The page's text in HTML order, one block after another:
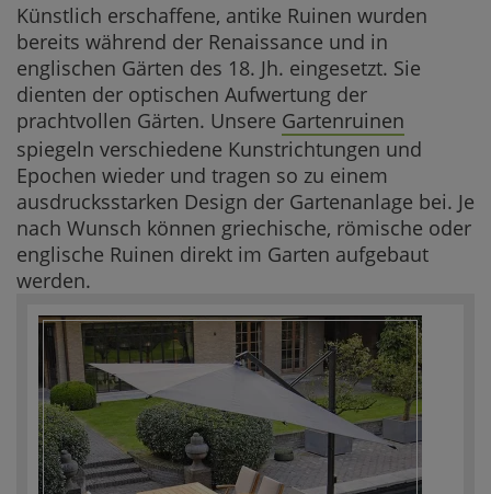
Künstlich erschaffene, antike Ruinen wurden
bereits während der Renaissance und in
englischen Gärten des 18. Jh. eingesetzt. Sie
dienten der optischen Aufwertung der
prachtvollen Gärten. Unsere Gartenruinen
spiegeln verschiedene Kunstrichtungen und
Epochen wieder und tragen so zu einem
ausdrucksstarken Design der Gartenanlage bei. Je
nach Wunsch können griechische, römische oder
englische Ruinen direkt im Garten aufgebaut
werden.